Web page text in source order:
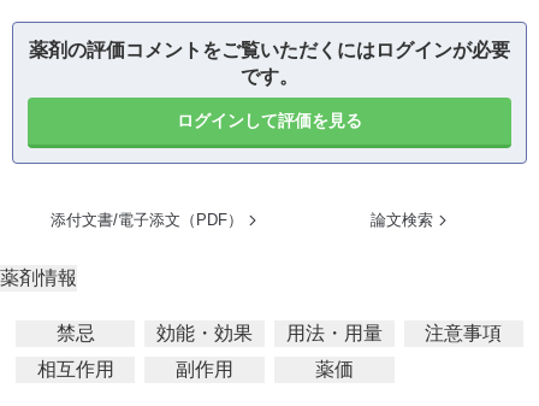
薬剤の評価コメントをご覧いただくにはログインが必要
です。
ログインして評価を見る
添付文書/電子添文（PDF） 論文検索
薬剤情報
禁忌 効能・効果 用法・用量
注意事項
相互作用
副作用 薬価